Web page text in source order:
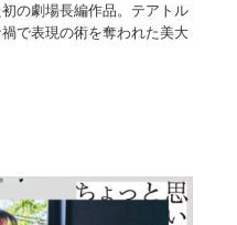
の劇場長編作品。テアトル
で表現の術を奪われた美大